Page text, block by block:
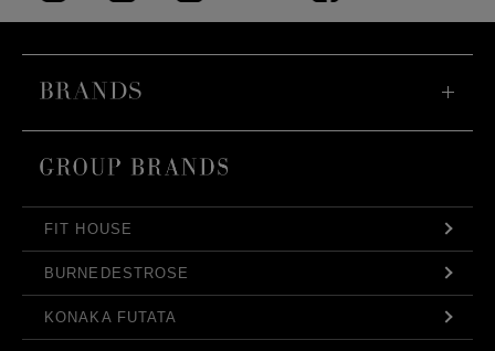
FIT HOUSE
BURNEDESTROSE
KONAKA FUTATA